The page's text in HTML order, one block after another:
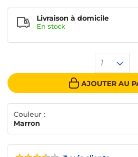
1
AJOUTER AU
Livraison à domicile
En stock
Couleur :
Marron